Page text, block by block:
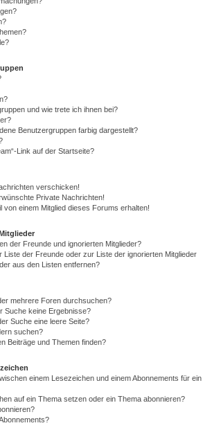
und wie trete ich ihnen bei?
Benutzergruppen farbig dargestellt?
Link auf der Startseite?
verschicken!
Private Nachrichten!
von einem Mitglied dieses Forums erhalten!
der Freunde und ignorierten Mitglieder?
Liste der Freunde oder zur Liste der ignorierten Mitglieder
aus den Listen entfernen?
mehrere Foren durchsuchen?
Suche keine Ergebnisse?
Suche eine leere Seite?
suchen?
Beiträge und Themen finden?
einem Lesezeichen und einem Abonnements für ein
auf ein Thema setzen oder ein Thema abonnieren?